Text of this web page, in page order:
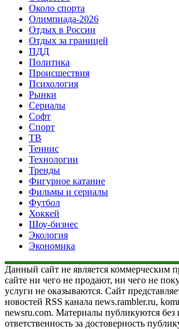
Около спорта
Олимпиада-2026
Отдых в России
Отдых за границей
ПДД
Политика
Происшествия
Психология
Рынки
Сериалы
Софт
Спорт
ТВ
Теннис
Технологии
Тренды
Фигурное катание
Фильмы и сериалы
Футбол
Хоккей
Шоу-бизнес
Экология
Экономика
Данный сайт не является коммерческим
сайте ни чего не продают, ни чего не
услуги не оказываются. Сайт
новостей RSS канала news.rambler.ru,
newsru.com. Материалы публикуются без
ответственность за достоверность